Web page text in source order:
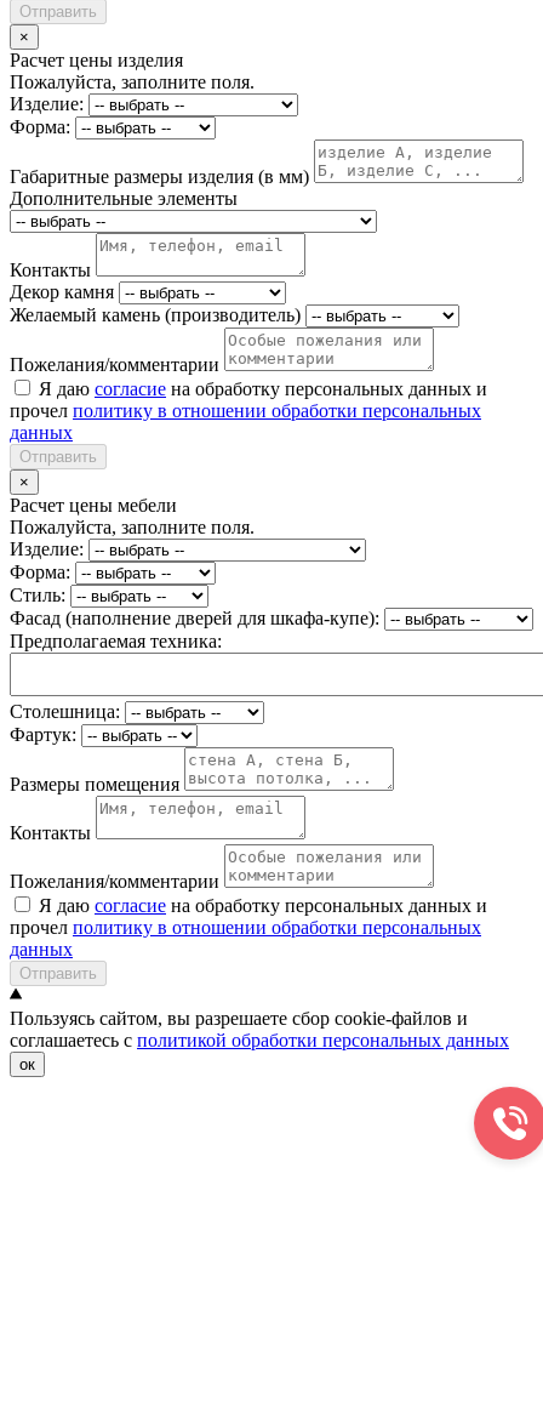
Отправить
×
Расчет цены изделия
Пожалуйста, заполните поля.
Изделие:
Форма:
Габаритные размеры изделия (в мм)
Дополнительные элементы
Контакты
Декор камня
Желаемый камень (производитель)
Пожелания/комментарии
Я даю согласие на обработку персональных данных и
прочел политику в отношении обработки персональных
данных
Отправить
×
Расчет цены мебели
Пожалуйста, заполните поля.
Изделие:
Форма:
Стиль:
Фасад (наполнение дверей для шкафа-купе):
Предполагаемая техника:
Столешница:
Фартук:
Размеры помещения
Контакты
Пожелания/комментарии
Я даю согласие на обработку персональных данных и
прочел политику в отношении обработки персональных
данных
Отправить
Пользуясь сайтом, вы разрешаете сбор cookie-файлов и
соглашаетесь с политикой обработки персональных данных
ок